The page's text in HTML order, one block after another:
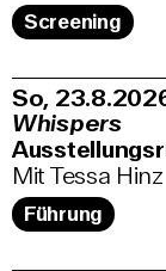
Screening
So,
Whispers
Mit Tessa Hinz
Führung